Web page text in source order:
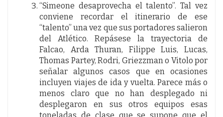
“Simeone desaprovecha el talento”. Tal vez
conviene recordar el itinerario de ese
“talento” una vez que sus portadores salieron
del Atlético. Repásese la trayectoria de
Falcao, Arda Thuran, Filippe Luis, Lucas,
Thomas Partey, Rodri, Griezzman o Vitolo por
señalar algunos casos que en ocasiones
incluyen viajes de ida y vuelta. Parece más o
menos claro que no han desplegado ni
desplegaron en sus otros equipos esas